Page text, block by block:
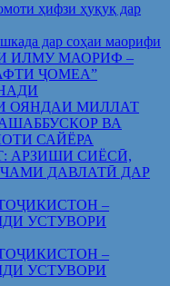
ҳифзи ҳуқуқ дар
дар соҳаи маорифи
ИЛМУ МАОРИФ –
ҶОМЕА”
ОЯНДАИ МИЛЛАТ
ВА
САЙЁРА
АРЗИШИ СИЁСӢ,
ДАВЛАТӢ ДАР
–
УСТУВОРИ
–
УСТУВОРИ